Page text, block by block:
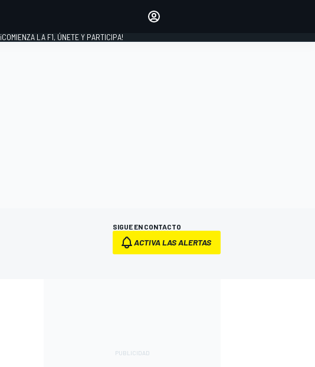
INICIAR SESIÓN
¡COMIENZA LA F1, ÚNETE Y PARTICIPA!
SIGUE EN CONTACTO
ACTIVA LAS ALERTAS